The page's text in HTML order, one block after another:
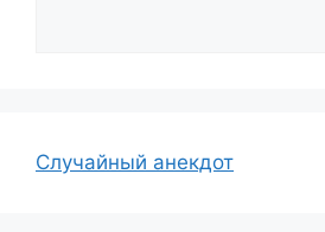
Случайный анекдот